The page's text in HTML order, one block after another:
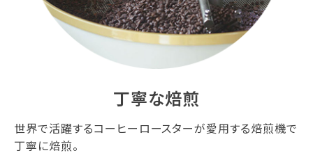
丁寧な焙煎
世界で活躍するコーヒーロースターが愛用する焙煎機で
丁寧に焙煎。